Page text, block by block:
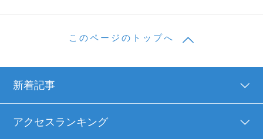
このページのトップへ
新着記事
アクセスランキング